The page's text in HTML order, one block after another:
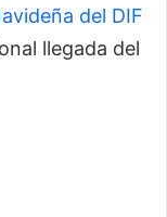
del DIF
llegada del